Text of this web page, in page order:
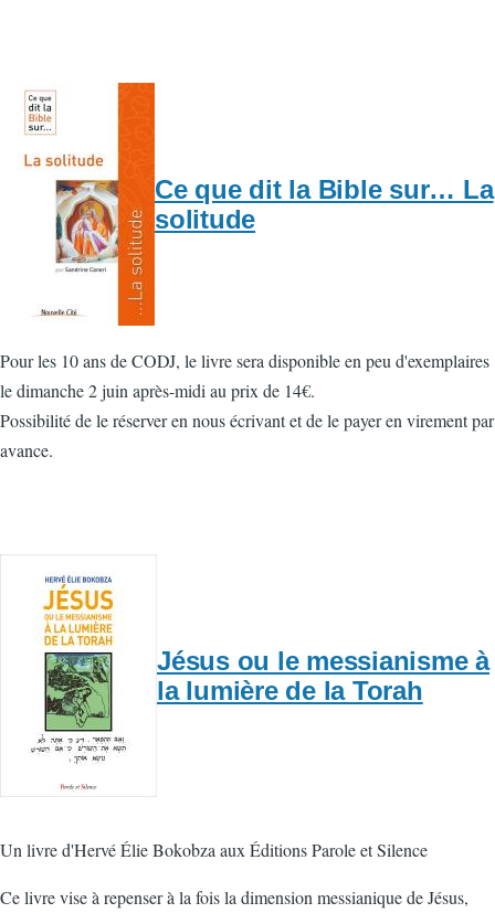
Ce que dit la Bible sur… La
solitude
Pour les 10 ans de CODJ, le livre sera disponible en peu d'exemplaires
le dimanche 2 juin après-midi au prix de 14€.
Possibilité de le réserver en nous écrivant et de le payer en virement par
avance.
Jésus ou le messianisme à
la lumière de la Torah
Un livre d'Hervé Élie Bokobza aux Éditions Parole et Silence
Ce livre vise à repenser à la fois la dimension messianique de Jésus,